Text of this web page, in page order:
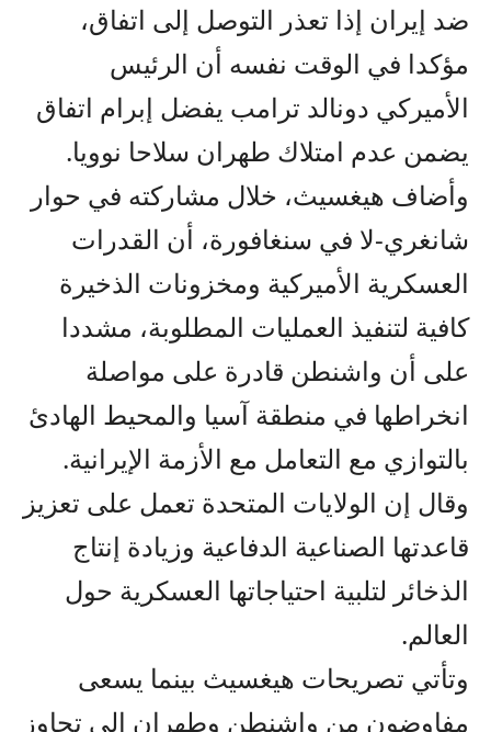
ضد إيران إذا تعذر التوصل إلى اتفاق،
مؤكدا في الوقت نفسه أن الرئيس
الأميركي دونالد ترامب يفضل إبرام اتفاق
يضمن عدم امتلاك طهران سلاحا نوويا.
وأضاف هيغسيث، خلال مشاركته في حوار
شانغري-لا في سنغافورة، أن القدرات
العسكرية الأميركية ومخزونات الذخيرة
كافية لتنفيذ العمليات المطلوبة، مشددا
على أن واشنطن قادرة على مواصلة
انخراطها في منطقة آسيا والمحيط الهادئ
بالتوازي مع التعامل مع الأزمة الإيرانية.
وقال إن الولايات المتحدة تعمل على تعزيز
قاعدتها الصناعية الدفاعية وزيادة إنتاج
الذخائر لتلبية احتياجاتها العسكرية حول
العالم.
وتأتي تصريحات هيغسيث بينما يسعى
مفاوضون من واشنطن وطهران إلى تجاوز